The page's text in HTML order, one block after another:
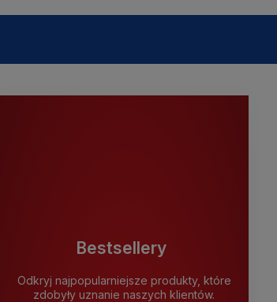
Bestsellery
Odkryj najpopularniejsze produkty, które
zdobyły uznanie naszych klientów.